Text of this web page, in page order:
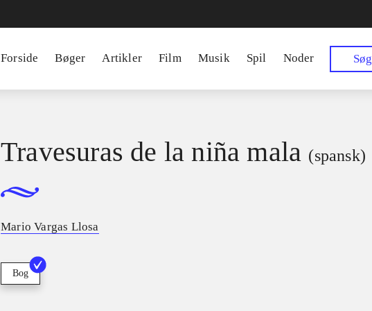
Forside Bøger Artikler Film Musik Spil Noder Søg
Travesuras de la niña mala (spansk)
Mario Vargas Llosa
Bog